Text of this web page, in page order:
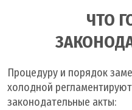
ЧТО
Процедуру и порядок
холодной
законодательные акты: